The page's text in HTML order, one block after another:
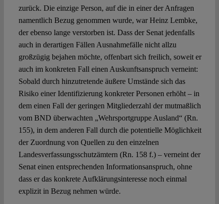
zurück. Die einzige Person, auf die in einer der Anfragen
namentlich Bezug genommen wurde, war Heinz Lembke,
der ebenso lange verstorben ist. Dass der Senat jedenfalls
auch in derartigen Fällen Ausnahmefälle nicht allzu
großzügig bejahen möchte, offenbart sich freilich, soweit er
auch im konkreten Fall einen Auskunftsanspruch verneint:
Sobald durch hinzutretende äußere Umstände sich das
Risiko einer Identifizierung konkreter Personen erhöht – in
dem einen Fall der geringen Mitgliederzahl der mutmaßlich
vom BND überwachten „Wehrsportgruppe Ausland“ (Rn.
155), in dem anderen Fall durch die potentielle Möglichkeit
der Zuordnung von Quellen zu den einzelnen
Landesverfassungsschutzämtern (Rn. 158 f.) – verneint der
Senat einen entsprechenden Informationsanspruch, ohne
dass er das konkrete Aufklärungsinteresse noch einmal
explizit in Bezug nehmen würde.